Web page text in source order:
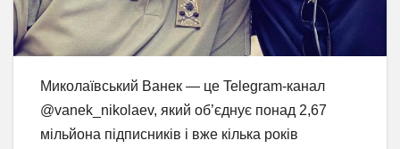
Миколаївський Ванек — це Telegram-канал
@vanek_nikolaev, який об’єднує понад 2,67
мільйона підписників і вже кілька років